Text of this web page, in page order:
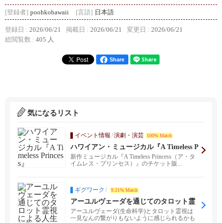
[登録者] poohkohawaii [言語] 日本語
登録日 : 2026/06/21 掲載日 : 2026/06/21 変更日 : 2026/06/21
総閲覧数 : 405 人
Share
気になるリスト
イベント情報 /演劇・演芸 100% Match
ハワイアン・ミュージカル『A Timeless P
rincess』
新作ミュージカル『A Timeless Princess（ア・タ
イムレス・プリンセス）』のチケット販...
ギグワーク / 9.21% Match
アーユルヴェーダを通じてのタロット霊
視による人生相談
アーユルヴェーダ(生命科学)とタロット霊視は
一見なんの繋がりもないように感じられるかも